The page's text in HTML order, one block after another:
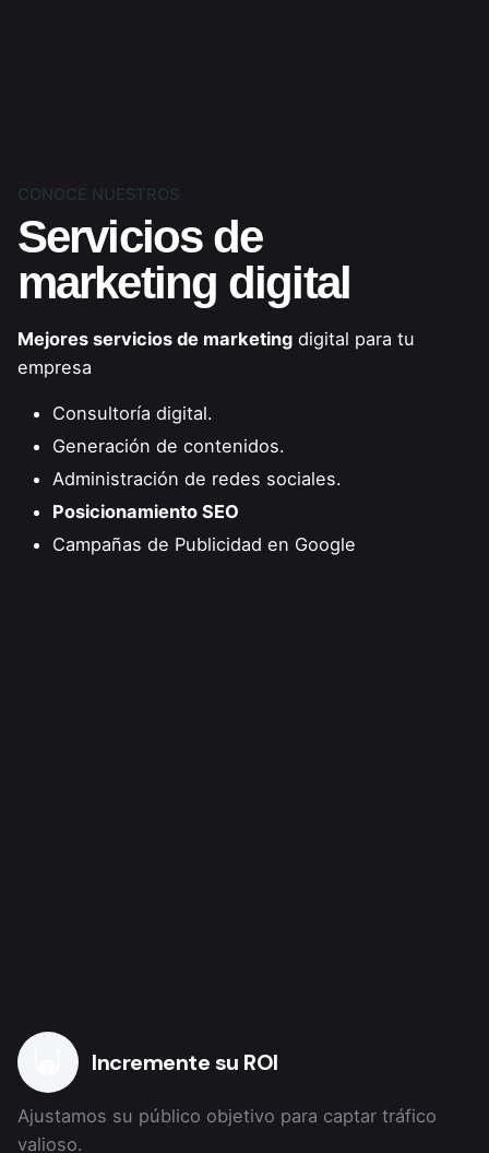
CONOCE NUESTROS
Servicios de
marketing digital
Mejores servicios de marketing digital para tu
empresa
Consultoría digital.
Generación de contenidos.
Administración de redes sociales.
Posicionamiento SEO
Campañas de Publicidad en Google
Incremente su ROI
Ajustamos su público objetivo para captar tráfico
valioso.